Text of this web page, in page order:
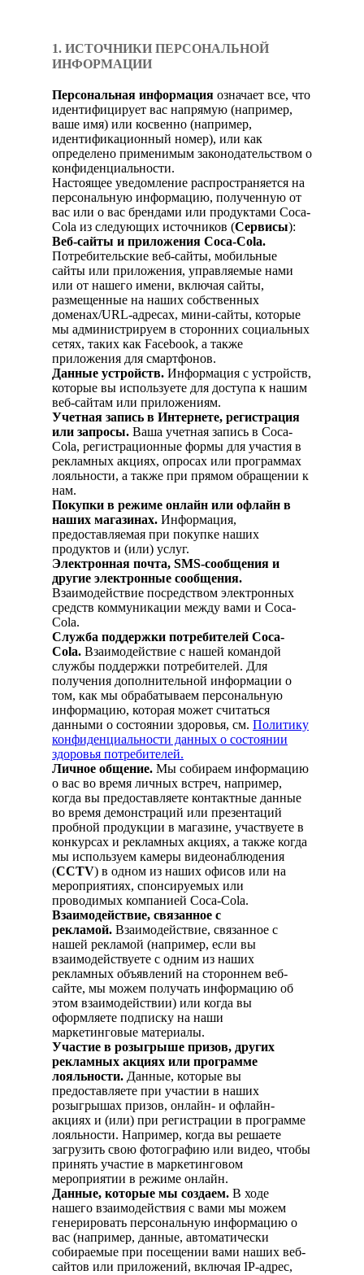
1. ИСТОЧНИКИ ПЕРСОНАЛЬНОЙ
ИНФОРМАЦИИ
Персональная информация означает все, что
идентифицирует вас напрямую (например,
ваше имя) или косвенно (например,
идентификационный номер), или как
определено применимым законодательством о
конфиденциальности.
Настоящее уведомление распространяется на
персональную информацию, полученную от
вас или о вас брендами или продуктами Coca-
Cola из следующих источников (Сервисы):
Веб-сайты и приложения Coca-Cola.
Потребительские веб-сайты, мобильные
сайты или приложения, управляемые нами
или от нашего имени, включая сайты,
размещенные на наших собственных
доменах/URL-адресах, мини-сайты, которые
мы администрируем в сторонних социальных
сетях, таких как Facebook, а также
приложения для смартфонов.
Данные устройств. Информация с устройств,
которые вы используете для доступа к нашим
веб-сайтам или приложениям.
Учетная запись в Интернете, регистрация
или запросы. Ваша учетная запись в Coca-
Cola, регистрационные формы для участия в
рекламных акциях, опросах или программах
лояльности, а также при прямом обращении к
нам.
Покупки в режиме онлайн или офлайн в
наших магазинах. Информация,
предоставляемая при покупке наших
продуктов и (или) услуг.
Электронная почта, SMS-сообщения и
другие электронные сообщения.
Взаимодействие посредством электронных
средств коммуникации между вами и Coca-
Cola.
Служба поддержки потребителей Coca-
Cola. Взаимодействие с нашей командой
службы поддержки потребителей. Для
получения дополнительной информации о
том, как мы обрабатываем персональную
информацию, которая может считаться
данными о состоянии здоровья, см. Политику
конфиденциальности данных о состоянии
здоровья потребителей.
Личное общение. Мы собираем информацию
о вас во время личных встреч, например,
когда вы предоставляете контактные данные
во время демонстраций или презентаций
пробной продукции в магазине, участвуете в
конкурсах и рекламных акциях, а также когда
мы используем камеры видеонаблюдения
(CCTV) в одном из наших офисов или на
мероприятиях, спонсируемых или
проводимых компанией Coca-Cola.
Взаимодействие, связанное с
рекламой. Взаимодействие, связанное с
нашей рекламой (например, если вы
взаимодействуете с одним из наших
рекламных объявлений на стороннем веб-
сайте, мы можем получать информацию об
этом взаимодействии) или когда вы
оформляете подписку на наши
маркетинговые материалы.
Участие в розыгрыше призов, других
рекламных акциях или программе
лояльности. Данные, которые вы
предоставляете при участии в наших
розыгрышах призов, онлайн- и офлайн-
акциях и (или) при регистрации в программе
лояльности. Например, когда вы решаете
загрузить свою фотографию или видео, чтобы
принять участие в маркетинговом
мероприятии в режиме онлайн.
Данные, которые мы создаем. В ходе
нашего взаимодействия с вами мы можем
генерировать персональную информацию о
вас (например, данные, автоматически
собираемые при посещении вами наших веб-
сайтов или приложений, включая IP-адрес,